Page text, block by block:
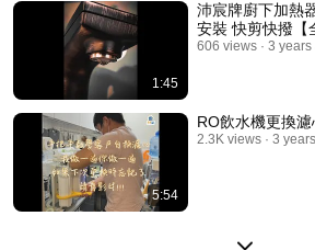
1:45
沛宸牌廚下加熱
安裝 快剪快撥【
606 views 3 years
5:54
RO飲水機更換
2.3K views 3